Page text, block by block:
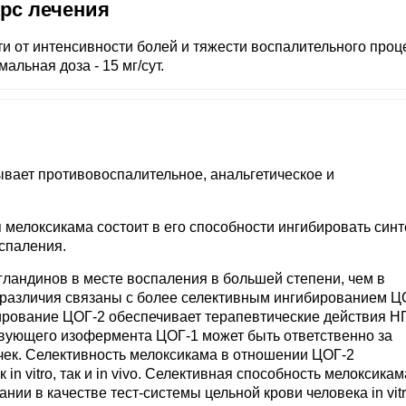
лечения
от интенсивности болей и тяжести воспалительного
доза - 15 мг/сут.
противовоспалительное, анальгетическое и
состоит в его способности ингибировать
в месте воспаления в большей степени, чем в
связаны с более селективным ингибированием
ЦОГ-2 обеспечивает терапевтические действия
изофермента ЦОГ-1 может быть ответственно за
Селективность мелоксикама в отношении ЦОГ-2
in vitro, так и in vivo. Селективная способность
в качестве тест-системы цельной крови человека in